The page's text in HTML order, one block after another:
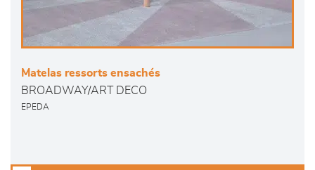
Matelas ressorts ensachés
BROADWAY/ART DECO
EPEDA